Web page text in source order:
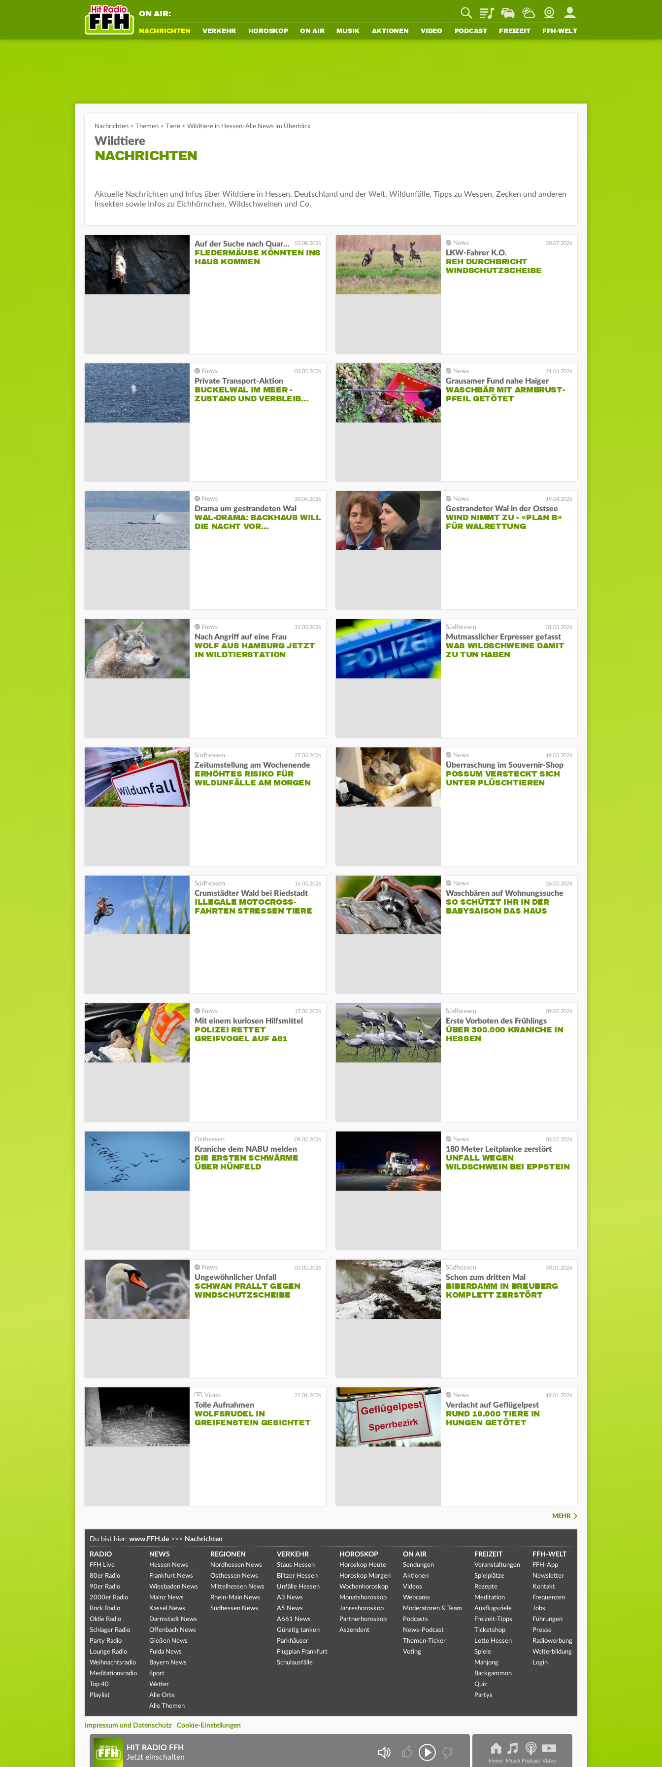
ON AIR: PlaylistStaupilotWetterWebcamMein FFH
NACHRICHTEN VERKEHR HOROSKOP ON AIR MUSIK AKTIONEN VIDEO PODCAST FREIZEIT FFH-WELT
Nachrichten > Themen > Tiere > Wildtiere in Hessen: Alle News im Überblick
Wildtiere
NACHRICHTEN
Aktuelle Nachrichten und Infos über Wildtiere in Hessen, Deutschland und der Welt. Wildunfälle, Tipps zu Wespen, Zecken und anderen
Insekten sowie Infos zu Eichhörnchen, Wildschweinen und Co.
03.08.2026
Auf der Suche nach Quartieren
FLEDERMÄUSE KÖNNTEN INS
HAUS KOMMEN
30.07.2026
LKW-Fahrer K.O.
REH DURCHBRICHT
WINDSCHUTZSCHEIBE
03.05.2026
Private Transport-Aktion
BUCKELWAL IM MEER -
ZUSTAND UND VERBLEIB…
21.04.2026
Grausamer Fund nahe Haiger
WASCHBÄR MIT ARMBRUST-
PFEIL GETÖTET
20.04.2026
Drama um gestrandeten Wal
WAL-DRAMA: BACKHAUS WILL
DIE NACHT VOR…
19.04.2026
Gestrandeter Wal in der Ostsee
WIND NIMMT ZU - «PLAN B»
FÜR WALRETTUNG
31.03.2026
Nach Angriff auf eine Frau
WOLF AUS HAMBURG JETZT
IN WILDTIERSTATION
31.03.2026
Mutmasslicher Erpresser gefasst
WAS WILDSCHWEINE DAMIT
ZU TUN HABEN
27.03.2026
Zeitumstellung am Wochenende
ERHÖHTES RISIKO FÜR
WILDUNFÄLLE AM MORGEN
19.03.2026
Überraschung im Souvernir-Shop
POSSUM VERSTECKT SICH
UNTER PLÜSCHTIEREN
16.03.2026
Crumstädter Wald bei Riedstadt
ILLEGALE MOTOCROSS-
FAHRTEN STRESSEN TIERE
26.02.2026
Waschbären auf Wohnungssuche
SO SCHÜTZT IHR IN DER
BABYSAISON DAS HAUS
17.02.2026
Mit einem kuriosen Hilfsmittel
POLIZEI RETTET
GREIFVOGEL AUF A61
09.02.2026
Erste Vorboten des Frühlings
ÜBER 300.000 KRANICHE IN
HESSEN
09.02.2026
Kraniche dem NABU melden
DIE ERSTEN SCHWÄRME
ÜBER HÜNFELD
03.02.2026
180 Meter Leitplanke zerstört
UNFALL WEGEN
WILDSCHWEIN BEI EPPSTEIN
01.02.2026
Ungewöhnlicher Unfall
SCHWAN PRALLT GEGEN
WINDSCHUTZSCHEIBE
30.01.2026
Schon zum dritten Mal
BIBERDAMM IN BREUBERG
KOMPLETT ZERSTÖRT
22.01.2026
Tolle Aufnahmen
WOLFSRUDEL IN
GREIFENSTEIN GESICHTET
19.01.2026
Verdacht auf Geflügelpest
RUND 19.000 TIERE IN
HUNGEN GETÖTET
MEHR
Du bist hier: www.FFH.de >>> Nachrichten
RADIO
FFH Live
80er Radio
90er Radio
2000er Radio
Rock Radio
Oldie Radio
Schlager Radio
Party Radio
Lounge Radio
Weihnachtsradio
Meditationsradio
Top 40
Playlist
NEWS
Hessen News
Frankfurt News
Wiesbaden News
Mainz News
Kassel News
Darmstadt News
Offenbach News
Gießen News
Fulda News
Bayern News
Sport
Wetter
Alle Orte
Alle Themen
REGIONEN
Nordhessen News
Osthessen News
Mittelhessen News
Rhein-Main News
Südhessen News
VERKEHR
Staus Hessen
Blitzer Hessen
Unfälle Hessen
A3 News
A5 News
A661 News
Günstig tanken
Parkhäuser
Flugplan Frankfurt
Schulausfälle
HOROSKOP
Horoskop Heute
Horoskop Morgen
Wochenhoroskop
Monatshoroskop
Jahreshoroskop
Partnerhoroskop
Aszendent
ON AIR
Sendungen
Aktionen
Videos
Webcams
Moderatoren & Team
Podcasts
News-Podcast
Themen-Ticker
Voting
FREIZEIT
Veranstaltungen
Spielplätze
Rezepte
Meditation
Ausflugsziele
Freizeit-Tipps
Ticketshop
Lotto Hessen
Spiele
Mahjong
Backgammon
Quiz
Partys
FFH-WELT
FFH-App
Newsletter
Kontakt
Frequenzen
Jobs
Führungen
Presse
Radiowerbung
Weiterbildung
Login
Impressum und Datenschutz Cookie-Einstellungen
HIT RADIO FFH
Jetzt einschalten
Home Musik Podcast Video